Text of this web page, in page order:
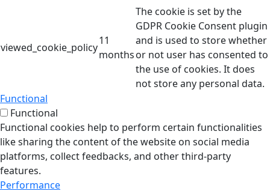
viewed_cookie_policy
11
months
The cookie is set by the
GDPR Cookie Consent plugin
and is used to store whether
or not user has consented to
the use of cookies. It does
not store any personal data.
Functional
Functional
Functional cookies help to perform certain functionalities
like sharing the content of the website on social media
platforms, collect feedbacks, and other third-party
features.
Performance